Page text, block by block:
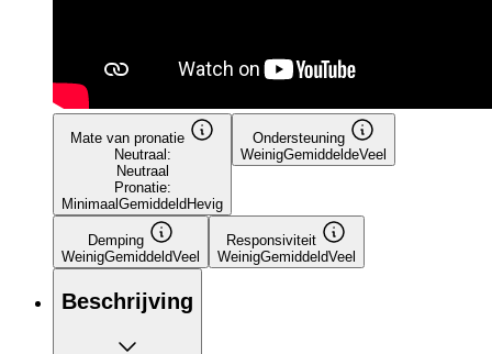
Mate van pronatie
Neutraal:
Neutraal
Pronatie:
Minimaal Gemiddeld Hevig
Ondersteuning
WeinigGemiddeldeVeel
Demping
WeinigGemiddeldVeel
Responsiviteit
WeinigGemiddeldVeel
Beschrijving